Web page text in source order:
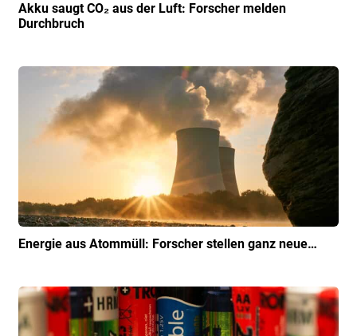
Akku saugt CO₂ aus der Luft: Forscher melden
Durchbruch
Energie aus Atommüll: Forscher stellen ganz neue…